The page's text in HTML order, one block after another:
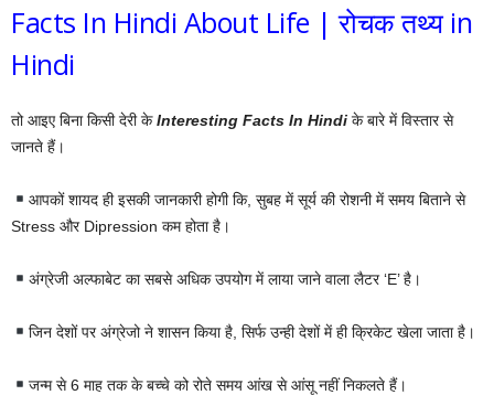
Facts In Hindi About Life | रोचक तथ्य in
Hindi
तो आइए बिना किसी देरी केInteresting Facts In Hindi के बारे में विस्तार से
जानते हैं।
आपकों शायद ही इसकी जानकारी होगी कि, सुबह में सूर्य की रोशनी में समय बिताने से
Stress और Dipression कम होता है।
अंग्रेजी अल्फाबेट का सबसे अधिक उपयोग में लाया जाने वाला लैटर ‘E’ है।
जिन देशों पर अंग्रेजो ने शासन किया है, सिर्फ उन्ही देशों में ही क्रिकेट खेला जाता है।
जन्म से 6 माह तक के बच्चे को रोते समय आंख से आंसू नहीं निकलते हैं।